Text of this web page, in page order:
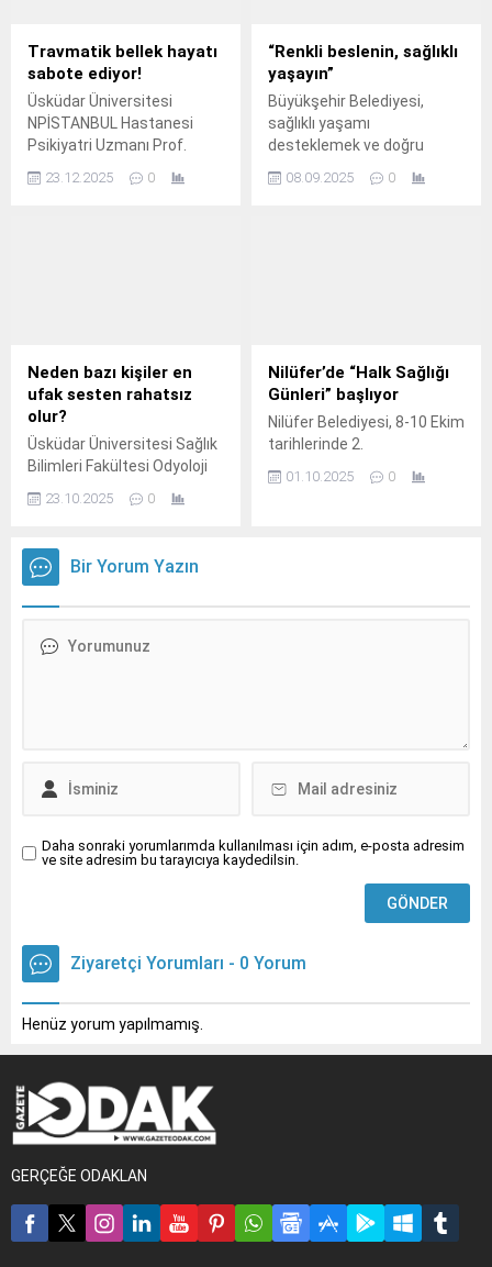
Travmatik bellek hayatı
sabote ediyor!
Üsküdar Üniversitesi
NPİSTANBUL Hastanesi
Psikiyatri Uzmanı Prof.
23.12.2025 0
“Renkli beslenin, sağlıklı
yaşayın”
Büyükşehir Belediyesi,
sağlıklı yaşamı
desteklemek ve doğru
teşvik etmek amacıyla
08.09.2025 0
Neden bazı kişiler en
ufak sesten rahatsız
olur?
Üsküdar Üniversitesi Sağlık
Bilimleri Fakültesi Odyoloji
23.10.2025 0
Nilüfer’de “Halk Sağlığı
Günleri” başlıyor
Nilüfer Belediyesi, 8-10 Ekim
tarihlerinde 2.
01.10.2025 0
Bir Yorum Yazın
Daha sonraki yorumlarımda kullanılması için adım, e-posta adresim
ve site adresim bu tarayıcıya kaydedilsin.
Ziyaretçi Yorumları - 0 Yorum
Henüz yorum yapılmamış.
GERÇEĞE ODAKLAN